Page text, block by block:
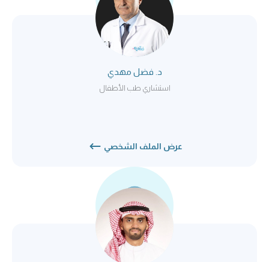
د. فضل مهدي
استشاري طب الأطفال
عرض الملف الشخصي